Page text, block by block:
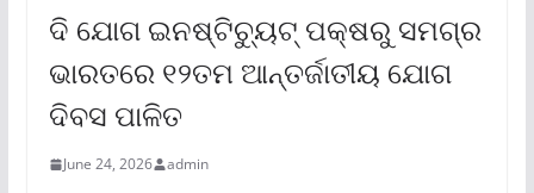
ଦି ଯୋଗ ଇନଷ୍ଟିଚ୍ୟୁଟ୍ ପକ୍ଷରୁ ସମଗ୍ର
ଭାରତରେ ୧୨ତମ ଆନ୍ତର୍ଜାତୀୟ ଯୋଗ
ଦିବସ ପାଳିତ
June 24, 2026 admin